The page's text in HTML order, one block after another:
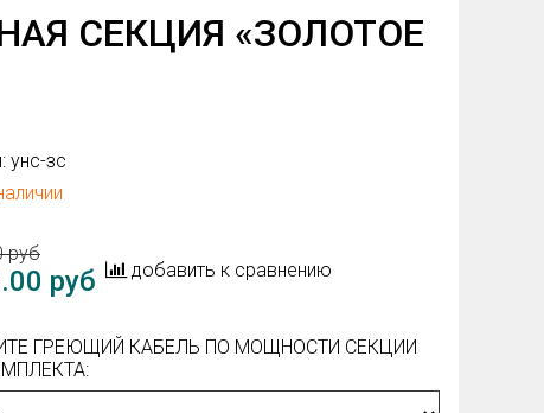
СЕКЦИЯ «ЗОЛОТОЕ
унс-зс
руб
руб добавить к сравнению
ГРЕЮЩИЙ КАБЕЛЬ ПО МОЩНОСТИ СЕКЦИИ